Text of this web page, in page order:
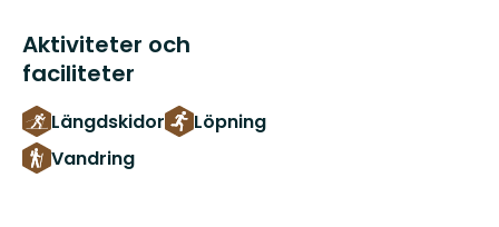
Aktiviteter och
faciliteter
Längdskidor
Löpning
Vandring